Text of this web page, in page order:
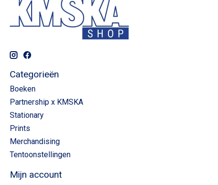
Categorieën
Boeken
Partnership x KMSKA
Stationary
Prints
Merchandising
Tentoonstellingen
Mijn account